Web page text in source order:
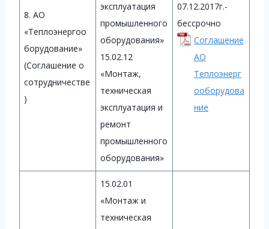
8. АО
«Теплоэнергоо
борудование»
(Соглашение о
сотрудничестве
)
эксплуатация
промышленного
оборудования»
15.02.12
«Монтаж,
техническая
эксплуатация и
ремонт
промышленного
оборудования»
07.12.2017г.-
бессрочно
Соглашение
АО
Теплоэнерг
ооборудова
ние
15.02.01
«Монтаж и
техническая